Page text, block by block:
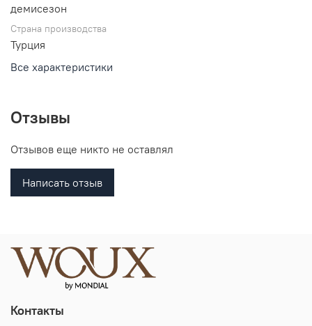
демисезон
Страна производства
Турция
Все характеристики
Отзывы
Отзывов еще никто не оставлял
Написать отзыв
Контакты